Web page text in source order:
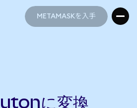
METAMASKを入手
に変換